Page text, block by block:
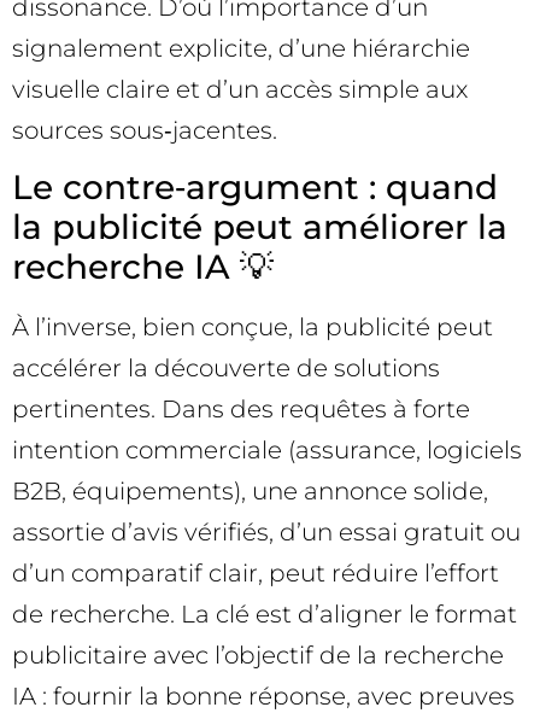
dissonance. D’où l’importance d’un
signalement explicite, d’une hiérarchie
visuelle claire et d’un accès simple aux
sources sous‑jacentes.
Le contre‑argument : quand
la publicité peut améliorer la
recherche IA 💡
À l’inverse, bien conçue, la publicité peut
accélérer la découverte de solutions
pertinentes. Dans des requêtes à forte
intention commerciale (assurance, logiciels
B2B, équipements), une annonce solide,
assortie d’avis vérifiés, d’un essai gratuit ou
d’un comparatif clair, peut réduire l’effort
de recherche. La clé est d’aligner le format
publicitaire avec l’objectif de la recherche
IA : fournir la bonne réponse, avec preuves